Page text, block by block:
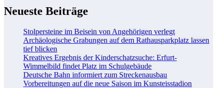
Neueste Beiträge
Stolpersteine im Beisein von Angehörigen verlegt
Archäologische Grabungen auf dem Rathausparkplatz lassen
tief blicken
Kreatives Ergebnis der Kinderschatzsuche: Erfurt-
Wimmelbild findet Platz im Schulgebäude
Deutsche Bahn informiert zum Streckenausbau
Vorbereitungen auf die neue Saison im Kunsteisstadion